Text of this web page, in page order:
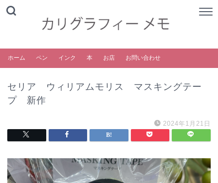
ホーム ペン インク 本 お店 お問い合わせ
セリア ウィリアムモリス マスキングテー
プ 新作
2024年1月21日